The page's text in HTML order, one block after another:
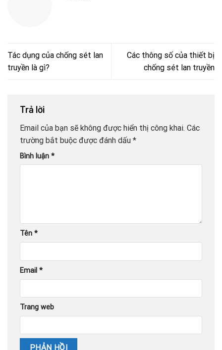
Tác dụng của chống sét lan
truyền là gì?
Các thông số của thiết bị
chống sét lan truyền
Trả lời
Email của bạn sẽ không được hiển thị công khai. Các
trường bắt buộc được đánh dấu *
Bình luận *
Tên *
Email *
Trang web